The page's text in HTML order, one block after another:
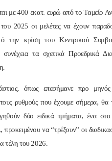
με 400 εκατ. ευρώ από το Ταμείο
του 2025 οι μελέτες να έχουν
κρίση του Κεντρικού
τα σχετικά Προεδρικά
όπως επεσήμανε προ
ρυθμούς που έχουμε σήμερα,
δύο ειδικά τμήματα, ένα
να “τρέξουν” οι
τέλη του 2026.